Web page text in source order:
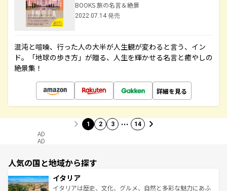
BOOKS 旅の名言＆絶景
2022.07.14 発売
混沌と喧噪、行った人の大半が人生観が変わると言う、イン
ド。「地球の歩き方」が贈る、人生を輝かせる名言と癒やしの
絶景集！
詳細を見る
1 2 3 … 14
AD
AD
人気の国と地域から探す
イタリア
イタリアは歴史、文化、グルメ、自然と多彩な魅力にあふ